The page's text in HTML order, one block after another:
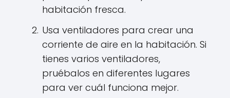
habitación fresca.
Usa ventiladores para crear una
corriente de aire en la habitación. Si
tienes varios ventiladores,
pruébalos en diferentes lugares
para ver cuál funciona mejor.